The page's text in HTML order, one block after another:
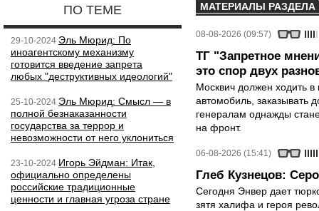
ПО ТЕМЕ
29-10-2024 Эль Мюрид: По
иноагентскому механизму
готовится введение запрета
любых "деструктивных идеологий"
25-10-2024 Эль Мюрид: Смысл — в
полной безнаказанности
государства за террор и
невозможности от него уклониться
23-10-2024 Игорь Эйдман: Итак,
официально определены
российские традиционные
ценности и главная угроза стране
МАТЕРИАЛЫ РАЗДЕЛА
08-08-2026 (09:57)
ТГ "Запретное
это спор двух
Москвич должен ходить в
автомобиль, заказывать
генералам однажды
на фронт.
06-08-2026 (15:41)
Глеб Кузнецов:
Сегодня Энвер дает
зятя халифа и героя